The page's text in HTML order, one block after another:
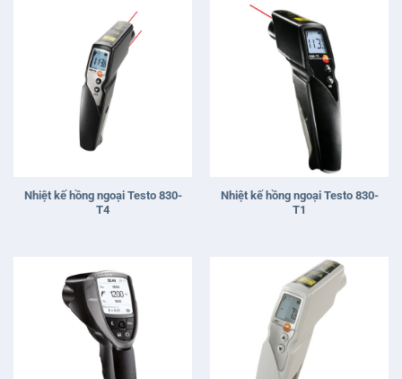
Nhiệt kế hồng ngoại Testo 830-
T4
Nhiệt kế hồng ngoại Testo 830-
T1